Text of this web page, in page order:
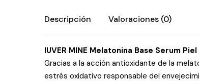
Descripción Valoraciones (0)
IUVER MINE Melatonina Base Serum
Gracias a la acción antioxidante de la
estrés oxidativo responsable del